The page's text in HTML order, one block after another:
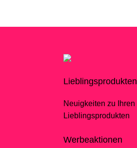
Lieblingsprodukten
Neuigkeiten zu Ihren
Lieblingsprodukten
Werbeaktionen